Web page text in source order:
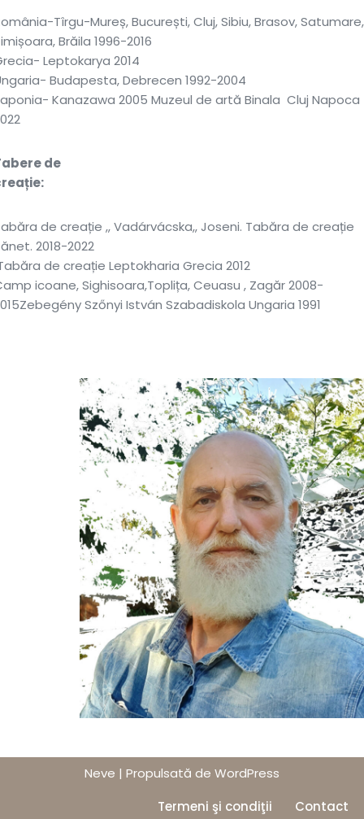
Tîrgu-Mureș, București, Cluj, Sibiu, Brasov, Satumare,
Brăila 1996-2016
Leptokarya 2014
Budapesta, Debrecen 1992-2004
Kanazawa 2005 Muzeul de artă Binala Cluj Napoca
de
de creație ,, Vadárvácska,, Joseni. Tabăra de creație
2018-2022
de creație Leptokharia Grecia 2012
icoane, Sighisoara,Toplița, Ceuasu , Zagăr 2008-
Szőnyi István Szabadiskola Ungaria 1991
Neve | Propulsată de WordPress
Termeni şi condiţii
Contact